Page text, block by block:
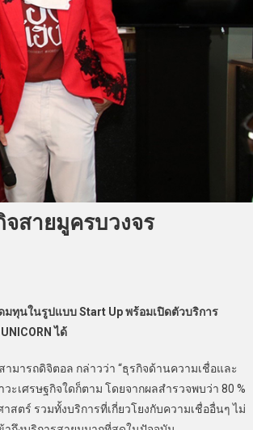
จสายมูครบวงจร
มทุนในรูปแบบ Start Up พร้อมเปิดตัวบริการ
ได้
รถดิจิตอล กล่าวว่า “ธุรกิจด้านความเชื่อและ
ะเศรษฐกิจใดก็ตาม โดยจากผลสำรวจพบว่า 80 %
ตร์ รวมทั้งบริการที่เกี่ยวโยงกับความเชื่ออื่นๆ ไม่